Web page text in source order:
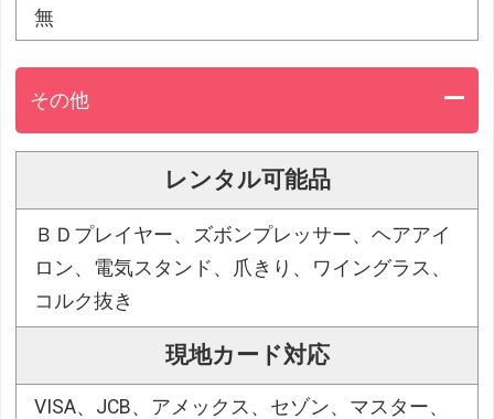
無
その他
レンタル可能品
ＢＤプレイヤー、ズボンプレッサー、ヘアアイ
ロン、電気スタンド、爪きり、ワイングラス、
コルク抜き
現地カード対応
VISA、JCB、アメックス、セゾン、マスター、